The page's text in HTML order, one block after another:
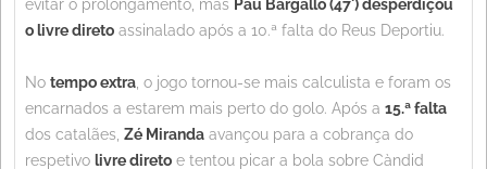
evitar o prolongamento, mas Pau Bargalló (47') desperdiçou
o livre direto assinalado após a 10.ª falta do Reus Deportiu.
No tempo extra , o jogo tornou-se mais calculista e foram os
encarnados a estarem mais perto do golo. Após a 15.ª falta
dos catalães, Zé Miranda avançou para a cobrança do
respetivo livre direto e tentou picar a bola sobre Càndid